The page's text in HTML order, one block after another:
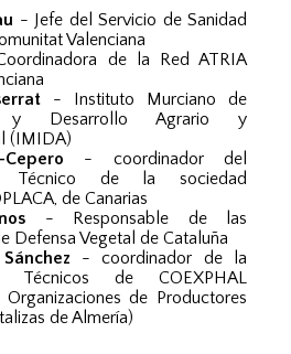
- Jefe del Servicio de Sanidad
Valenciana
de la Red ATRIA
- Instituto Murciano de
y Desarrollo Agrario y
(IMIDA)
- coordinador del
Técnico de la sociedad
de Canarias
- Responsable de las
Defensa Vegetal de Cataluña
- coordinador de la
Técnicos de COEXPHAL
de Productores
de Almería)